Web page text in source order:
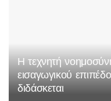
Η τεχνητή
εισαγωγικού
διδάσκεται